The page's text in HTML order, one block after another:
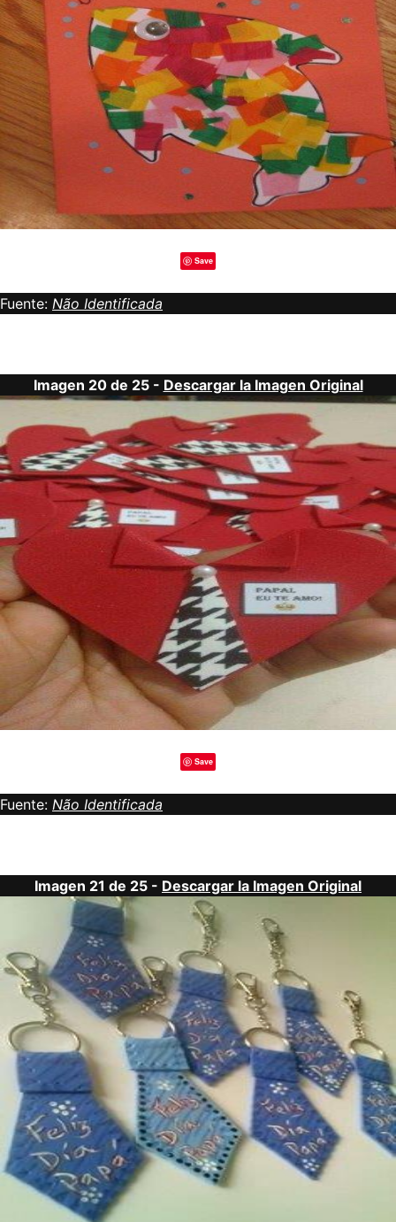
Save
Fuente: Não Identificada
Imagen 20 de 25 - Descargar la Imagen Original
Save
Fuente: Não Identificada
Imagen 21 de 25 - Descargar la Imagen Original